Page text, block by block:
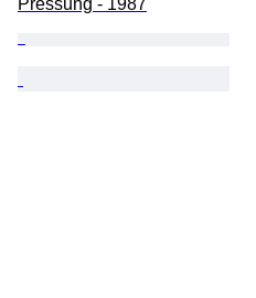
Pressung - 1987